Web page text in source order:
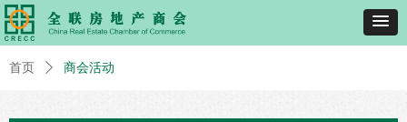
首页 ꄲ 商会活动